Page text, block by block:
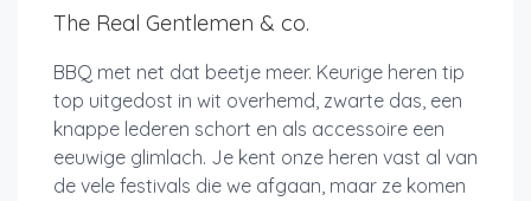
The Real Gentlemen & co.
BBQ met net dat beetje meer. Keurige heren tip
top uitgedost in wit overhemd, zwarte das, een
knappe lederen schort en als accessoire een
eeuwige glimlach. Je kent onze heren vast al van
de vele festivals die we afgaan, maar ze komen